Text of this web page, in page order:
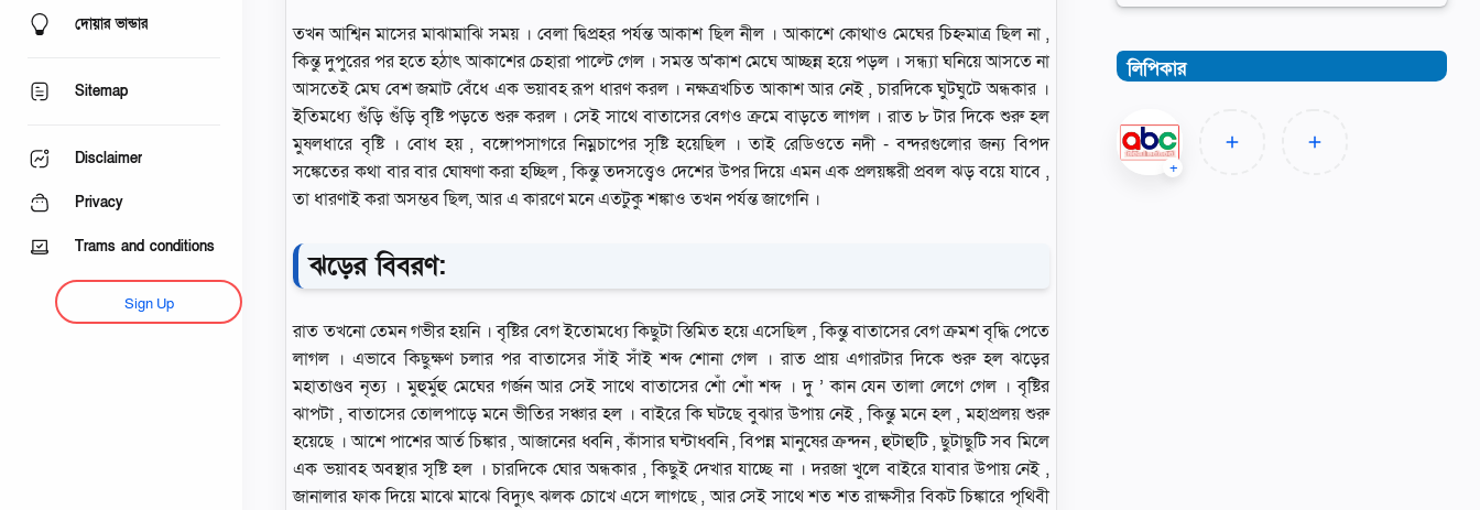
তখন আশ্বিন মাসের মাঝামাঝি সময় । বেলা দ্বিপ্রহর পর্যন্ত আকাশ ছিল নীল । আকাশে কোথাও মেঘের চিহ্নমাত্র ছিল না ,
কিন্তু দুপুরের পর হতে হঠাৎ আকাশের চেহারা পাল্টে গেল । সমস্ত অ'কাশ মেঘে আচ্ছন্ন হয়ে পড়ল । সন্ধ্যা ঘনিয়ে আসতে না
আসতেই মেঘ বেশ জমাট বেঁধে এক ভয়াবহ রূপ ধারণ করল । নক্ষত্রখচিত আকাশ আর নেই , চারদিকে ঘুটঘুটে অন্ধকার ।
ইতিমধ্যে গুঁড়ি গুঁড়ি বৃষ্টি পড়তে শুরু করল । সেই সাথে বাতাসের বেগও ক্রমে বাড়তে লাগল । রাত ৮ টার দিকে শুরু হল
মুষলধারে বৃষ্টি । বােধ হয় , বঙ্গোপসাগরে নিম্নচাপের সৃষ্টি হয়েছিল । তাই রেডিওতে নদী - বন্দরগুলোর জন্য বিপদ
সঙ্কেতের কথা বার বার ঘােষণা করা হচ্ছিল , কিন্তু তদসত্ত্বেও দেশের উপর দিয়ে এমন এক প্রলয়ঙ্করী প্রবল ঝড় বয়ে যাবে ,
তা ধারণাই করা অসম্ভব ছিল, আর এ কারণে মনে এতটুকু শঙ্কাও তখন পর্যন্ত জাগেনি ।
ঝড়ের বিবরণ:
রাত তখনাে তেমন গভীর হয়নি । বৃষ্টির বেগ ইতােমধ্যে কিছুটা স্তিমিত হয়ে এসেছিল , কিন্তু বাতাসের বেগ ক্রমশ বৃদ্ধি পেতে
লাগল । এভাবে কিছুক্ষণ চলার পর বাতাসের সাঁই সাঁই শব্দ শােনা গেল । রাত প্রায় এগারটার দিকে শুরু হল ঝড়ের
মহাতাণ্ডব নৃত্য । মুহুর্মুহু মেঘের গর্জন আর সেই সাথে বাতাসের শোঁ শোঁ শব্দ । দু ’ কান যেন তালা লেগে গেল । বৃষ্টির
ঝাপটা , বাতাসের তােলপাড়ে মনে ভীতির সঞ্চার হল । বাইরে কি ঘটছে বুঝার উপায় নেই , কিন্তু মনে হল , মহাপ্রলয় শুরু
হয়েছে । আশে পাশের আর্ত চিঙ্কার , আজানের ধ্বনি , কাঁসার ঘন্টাধ্বনি , বিপন্ন মানুষের ক্রন্দন , হুটাহুটি , ছুটাছুটি সব মিলে
এক ভয়াবহ অবস্থার সৃষ্টি হল । চারদিকে ঘাের অন্ধকার , কিছুই দেখার যাচ্ছে না । দরজা খুলে বাইরে যাবার উপায় নেই ,
জানালার ফাক দিয়ে মাঝে মাঝে বিদ্যুৎ ঝলক চোখে এসে লাগছে , আর সেই সাথে শত শত রাক্ষসীর বিকট চিঙ্কারে পৃথিবী
লিপিকার
দোয়ার ভান্ডার
Sitemap
Disclaimer
Privacy
Trams and conditions
Sign Up